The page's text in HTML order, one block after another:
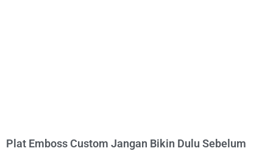
Plat Emboss Custom Jangan Bikin Dulu Sebelum